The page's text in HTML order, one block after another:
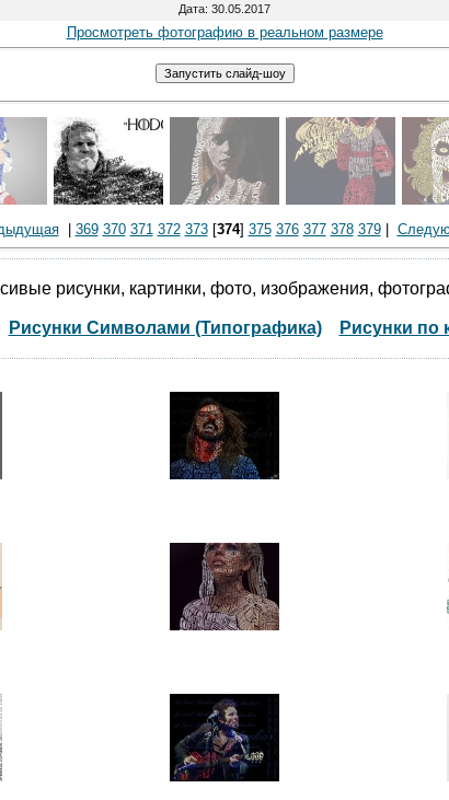
Дата: 30.05.2017
Просмотреть фотографию в реальном размере
| 369 370 371 372 373[374] 375 376 377 378 379|
рисунки, картинки, фото, изображения,
Рисунки Символами (Типографика) Рисунки по